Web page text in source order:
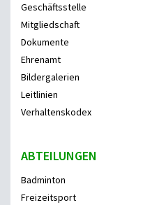
Geschäftsstelle
Mitgliedschaft
Dokumente
Ehrenamt
Bildergalerien
Leitlinien
Verhaltenskodex
ABTEILUNGEN
Badminton
Freizeitsport